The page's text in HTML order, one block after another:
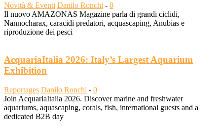
Novità & Eventi Danilo Ronchi - 0
Il nuovo AMAZONAS Magazine parla di grandi ciclidi,
Nannocharax, caracidi predatori, acquascaping, Anubias e
riproduzione dei pesci
AcquariaItalia 2026: Italy’s Largest Aquarium
Exhibition
Reportages Danilo Ronchi - 0
Join AcquariaItalia 2026. Discover marine and freshwater
aquariums, aquascaping, corals, fish, international guests and a
dedicated B2B day